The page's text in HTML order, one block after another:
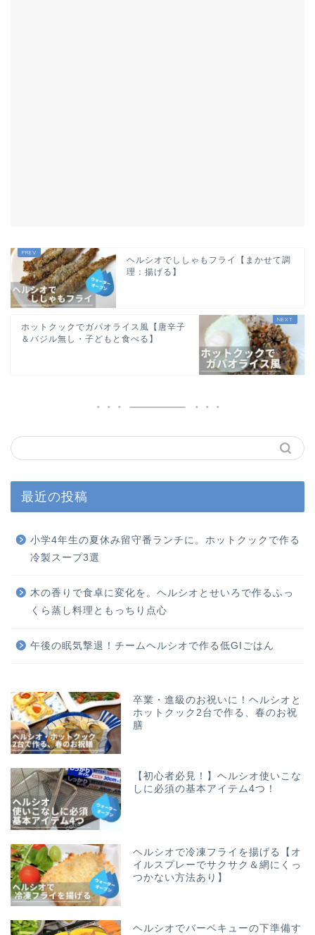
ヘルシオでししゃもフライ【まかせて調
理：揚げる】
ホットクックでガパオライス風【唐辛子
＆バジル無し・子どもと食べる】
最近の投稿
小学4年生の夏休み留守番ランチに。ホットクックで作る
冷製スープ3選
木の香りで食卓に変化を。ヘルシオとせいろで作るふっ
くら蒸し料理ともっちり点心
午後の眠気撃退！チームヘルシオで作る低GIごはん
卒業・進級のお祝いに！ヘルシオと
ホットクック2台で作る、春のお祝
膳
【初心者必見！】ヘルシオ使いこな
しに必須の基本アイテム4つ！
ヘルシオで冷凍フライを揚げる【オ
イルスプレーでサクサク＆網にくっ
つかない方法あり】
ヘルシオでバーベキューの下準備す